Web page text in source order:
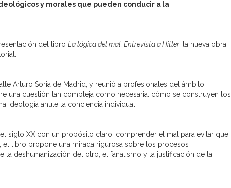
y morales que pueden conducir a la
del libro La lógica del mal. Entrevista a Hitler , la nueva obra
Arturo Soria de Madrid, y reunió a profesionales del ámbito
una cuestión tan compleja como necesaria: cómo se construyen los
ideología anule la conciencia individual.
siglo XX con un propósito claro: comprender el mal para evitar que
el libro propone una mirada rigurosa sobre los procesos
deshumanización del otro, el fanatismo y la justificación de la